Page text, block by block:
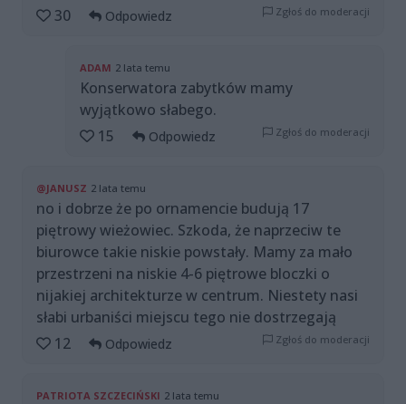
30
Odpowiedz Zgłoś do moderacji
ADAM 2 lata temu
Konserwatora zabytków mamy
wyjątkowo słabego.
15
Odpowiedz Zgłoś do moderacji
@JANUSZ 2 lata temu
no i dobrze że po ornamencie budują 17
piętrowy wieżowiec. Szkoda, że naprzeciw te
biurowce takie niskie powstały. Mamy za mało
przestrzeni na niskie 4-6 piętrowe bloczki o
nijakiej architekturze w centrum. Niestety nasi
słabi urbaniści miejscu tego nie dostrzegają
12
Odpowiedz Zgłoś do moderacji
PATRIOTA SZCZECIŃSKI 2 lata temu